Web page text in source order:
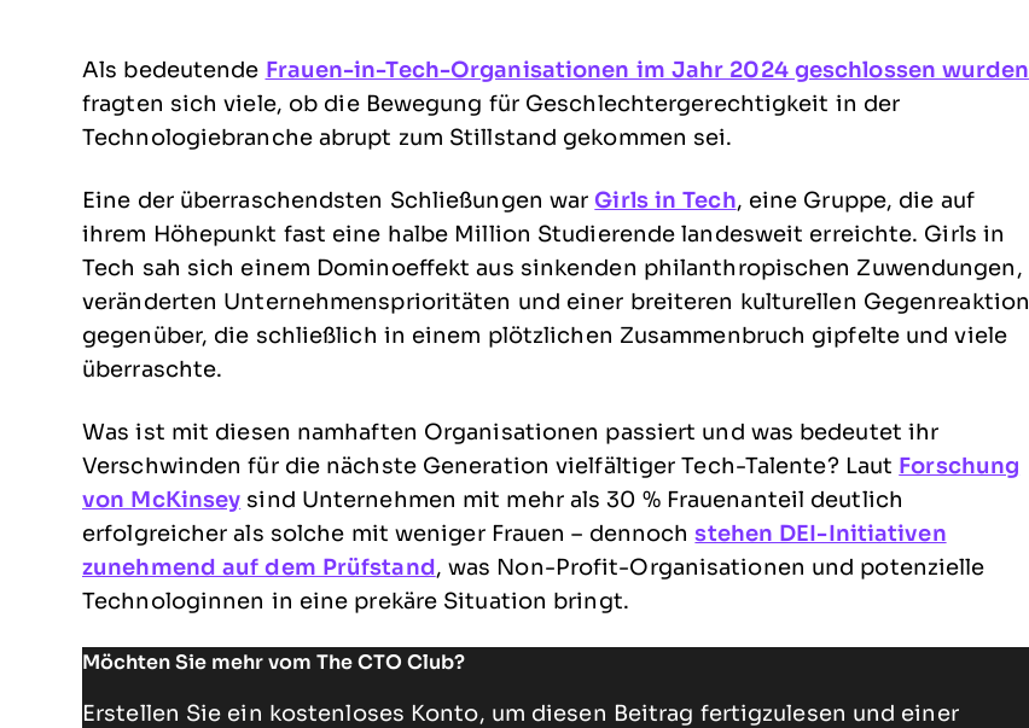
Als bedeutende Frauen-in-Tech-Organisationen im Jahr 2024 geschlossen wurden
fragten sich viele, ob die Bewegung für Geschlechtergerechtigkeit in der
Technologiebranche abrupt zum Stillstand gekommen sei.
Eine der überraschendsten Schließungen warGirls in Tech, eine Gruppe, die auf
ihrem Höhepunkt fast eine halbe Million Studierende landesweit erreichte. Girls in
Tech sah sich einem Dominoeffekt aus sinkenden philanthropischen Zuwendungen,
veränderten Unternehmensprioritäten und einer breiteren kulturellen Gegenreaktion
gegenüber, die schließlich in einem plötzlichen Zusammenbruch gipfelte und viele
überraschte.
Was ist mit diesen namhaften Organisationen passiert und was bedeutet ihr
Verschwinden für die nächste Generation vielfältiger Tech-Talente? Laut Forschung
von McKinsey sind Unternehmen mit mehr als 30 % Frauenanteil deutlich
erfolgreicher als solche mit weniger Frauen – dennochstehen DEI-Initiativen
zunehmend auf dem Prüfstand , was Non-Profit-Organisationen und potenzielle
Technologinnen in eine prekäre Situation bringt.
Möchten Sie mehr vom The CTO Club?
Erstellen Sie ein kostenloses Konto, um diesen Beitrag fertigzulesen und einer